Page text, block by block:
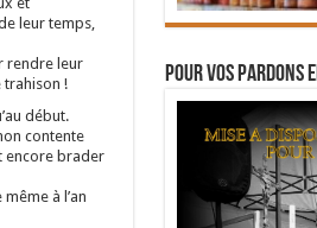
leur temps,
rendre leur
trahison !
début.
contente
encore brader
à l’an
Pour vos pardons